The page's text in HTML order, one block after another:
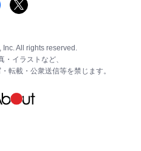
All rights reserved.
・イラストなど、
転載・公衆送信等を禁じます。